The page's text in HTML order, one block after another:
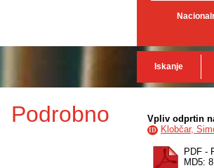
Iskanje
Podrobno Vpliv odprtin
ID Klobčar,
PDF -
MD5: